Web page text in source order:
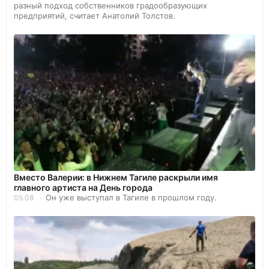
разный подход собственников градообразующих
предприятий, считает Анатолий Толстов.
Вместо Валерии: в Нижнем Тагиле раскрыли имя
главного артиста на День города
05.08 Он уже выступал в Тагиле в прошлом году.